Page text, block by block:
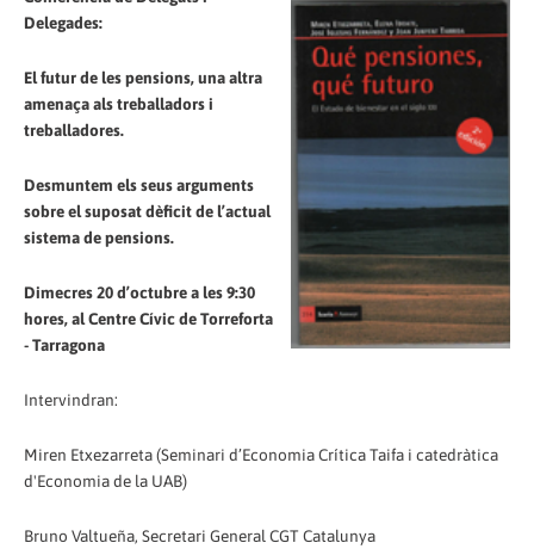
Delegades:
El futur de les pensions, una altra
amenaça als treballadors i
treballadores.
Desmuntem els seus arguments
sobre el suposat dèficit de l’actual
sistema de pensions.
Dimecres 20 d’octubre a les 9:30
hores, al Centre Cívic de Torreforta
- Tarragona
Intervindran:
Miren Etxezarreta (Seminari d’Economia Crítica Taifa i catedràtica
d'Economia de la UAB)
Bruno Valtueña, Secretari General CGT Catalunya